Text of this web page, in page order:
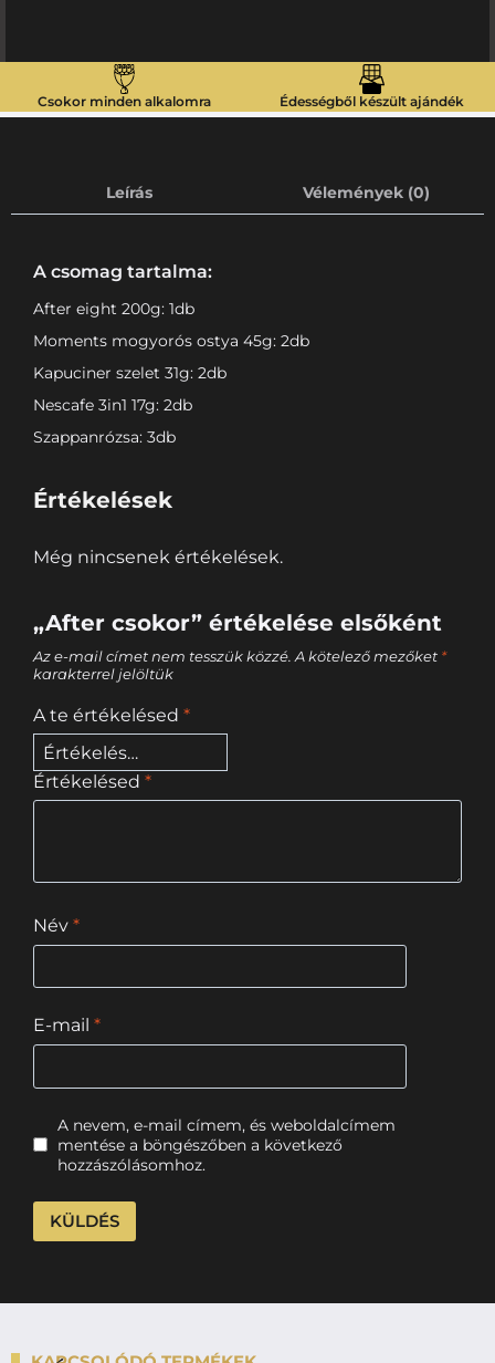
Csokor minden alkalomra Édességből készült ajándék
Leírás Vélemények (0)
A csomag tartalma:
After eight 200g: 1db
Moments mogyorós ostya 45g: 2db
Kapuciner szelet 31g: 2db
Nescafe 3in1 17g: 2db
Szappanrózsa: 3db
Értékelések
Még nincsenek értékelések.
„After csokor” értékelése elsőként
Az e-mail címet nem tesszük közzé. A kötelező mezőket *
karakterrel jelöltük
A te értékelésed *
Értékelésed *
Név *
E-mail *
A nevem, e-mail címem, és weboldalcímem
mentése a böngészőben a következő
hozzászólásomhoz.